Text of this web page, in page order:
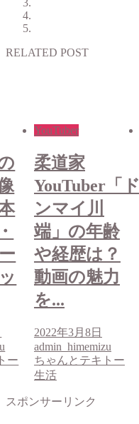
RELATED POST
ー
YouTuber
柔道家
YouTuber「ド
ンマイ川
端」の年齢
や経歴は？
動画の魅力
を...
2022年3月8日
admin_himemizu
ちゃんとテキトー
生活
スポンサーリンク